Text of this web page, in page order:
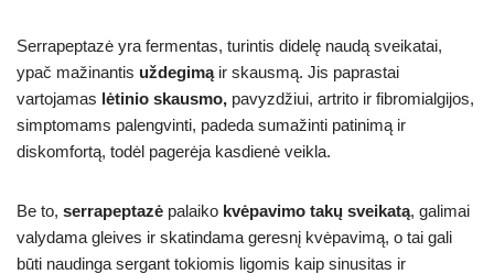
Serrapeptazė yra fermentas, turintis didelę naudą sveikatai,
ypač mažinantis uždegimąir skausmą. Jis paprastai
vartojamas lėtinio skausmo, pavyzdžiui, artrito ir fibromialgijos,
simptomams palengvinti, padeda sumažinti patinimą ir
diskomfortą, todėl pagerėja kasdienė veikla.
Be to, serrapeptazė palaiko kvėpavimo takų sveikatą, galimai
valydama gleives ir skatindama geresnį kvėpavimą, o tai gali
būti naudinga sergant tokiomis ligomis kaip sinusitas ir